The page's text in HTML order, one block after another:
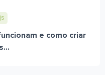
e como criar